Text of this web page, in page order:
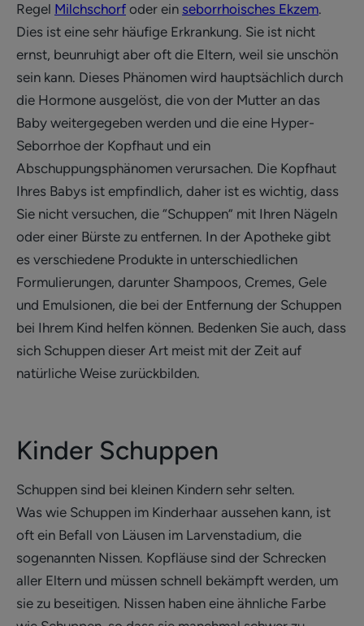
Regel Milchschorf oder ein seborrhoisches Ekzem.
Dies ist eine sehr häufige Erkrankung. Sie ist nicht
ernst, beunruhigt aber oft die Eltern, weil sie unschön
sein kann. Dieses Phänomen wird hauptsächlich durch
die Hormone ausgelöst, die von der Mutter an das
Baby weitergegeben werden und die eine Hyper-
Seborrhoe der Kopfhaut und ein
Abschuppungsphänomen verursachen. Die Kopfhaut
Ihres Babys ist empfindlich, daher ist es wichtig, dass
Sie nicht versuchen, die “Schuppen” mit Ihren Nägeln
oder einer Bürste zu entfernen. In der Apotheke gibt
es verschiedene Produkte in unterschiedlichen
Formulierungen, darunter Shampoos, Cremes, Gele
und Emulsionen, die bei der Entfernung der Schuppen
bei Ihrem Kind helfen können. Bedenken Sie auch, dass
sich Schuppen dieser Art meist mit der Zeit auf
natürliche Weise zurückbilden.
Kinder Schuppen
Schuppen sind bei kleinen Kindern sehr selten.
Was wie Schuppen im Kinderhaar aussehen kann, ist
oft ein Befall von Läusen im Larvenstadium, die
sogenannten Nissen. Kopfläuse sind der Schrecken
aller Eltern und müssen schnell bekämpft werden, um
sie zu beseitigen. Nissen haben eine ähnliche Farbe